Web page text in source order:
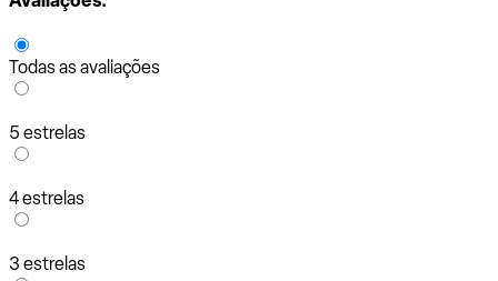
Todas as avaliações
5 estrelas
4 estrelas
3 estrelas